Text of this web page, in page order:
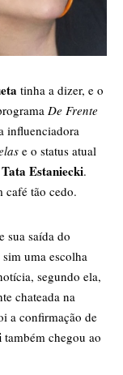
tinha a dizer, e o
De Frente
influenciadora
e o status atual
Tata Estaniecki.
café tão cedo.
sua saída do
uma escolha
segundo ela,
chateada na
a confirmação de
também chegou ao